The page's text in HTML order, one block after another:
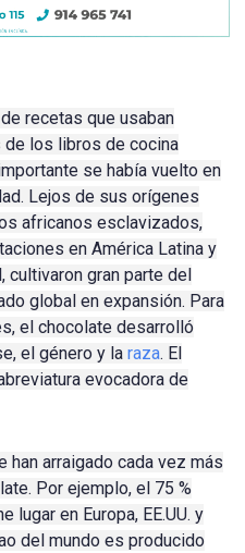
recetas que usaban
de los libros de cocina
se había vuelto en
Lejos de sus orígenes
africanos esclavizados,
en América Latina y
gran parte del
global en expansión. Para
el chocolate desarrolló
el género y laraza. El
evocadora de
han arraigado cada vez más
Por ejemplo, el 75 %
lugar en Europa, EE.UU. y
del mundo es producido